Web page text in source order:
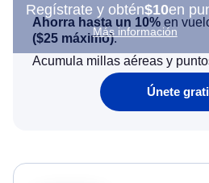
Regístrate y obtén$10en
Más información
Ahorra hasta un 10% en
($25 máximo).
Acumula millas aéreas y
Únete